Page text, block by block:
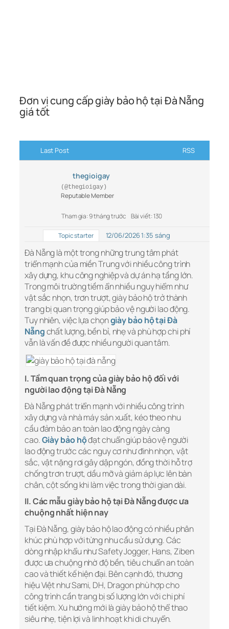
Đơn vị cung cấp giày bảo hộ tại Đà Nẵng
giá tốt
Last Post RSS
thegioigay
(@thegioigay)
Reputable Member
Tham gia: 9 tháng trước Bài viết: 130
Topic starter 12/06/2026 1:35 sáng
Đà Nẵng là một trong những trung tâm phát
triển mạnh của miền Trung với nhiều công trình
xây dựng, khu công nghiệp và dự án hạ tầng lớn.
Trong môi trường tiềm ẩn nhiều nguy hiểm như
vật sắc nhọn, trơn trượt, giày bảo hộ trở thành
trang bị quan trọng giúp bảo vệ người lao động.
Tuy nhiên, việc lựa chọngiày bảo hộ tại Đà
Nẵngchất lượng, bền bỉ, nhẹ và phù hợp chi phí
vẫn là vấn đề được nhiều người quan tâm.
I. Tầm quan trọng của giày bảo hộ đối với
người lao động tại Đà Nẵng
Đà Nẵng phát triển mạnh với nhiều công trình
xây dựng và nhà máy sản xuất, kéo theo nhu
cầu đảm bảo an toàn lao động ngày càng
cao.Giày bảo hộđạt chuẩn giúp bảo vệ người
lao động trước các nguy cơ như đinh nhọn, vật
sắc, vật nặng rơi gây dập ngón, đồng thời hỗ trợ
chống trơn trượt, dầu mỡ và giảm áp lực lên bàn
chân, cột sống khi làm việc trong thời gian dài.
II. Các mẫu giày bảo hộ tại Đà Nẵng được ưa
chuộng nhất hiện nay
Tại Đà Nẵng, giày bảo hộ lao động có nhiều phân
khúc phù hợp với từng nhu cầu sử dụng. Các
dòng nhập khẩu như Safety Jogger, Hans, Ziben
được ưa chuộng nhờ độ bền, tiêu chuẩn an toàn
cao và thiết kế hiện đại. Bên cạnh đó, thương
hiệu Việt như Sami, DH, Dragon phù hợp cho
công trình cần trang bị số lượng lớn với chi phí
tiết kiệm. Xu hướng mới là giày bảo hộ thể thao
siêu nhẹ, tiện lợi và linh hoạt khi di chuyển.